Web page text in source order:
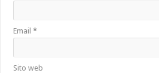
Email*
Sito web